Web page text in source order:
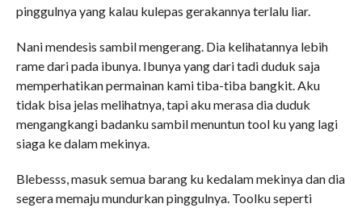
pinggulnya yang kalau kulepas gerakannya terlalu liar.
Nani mendesis sambil mengerang. Dia kelihatannya lebih
rame dari pada ibunya. Ibunya yang dari tadi duduk saja
memperhatikan permainan kami tiba-tiba bangkit. Aku
tidak bisa jelas melihatnya, tapi aku merasa dia duduk
mengangkangi badanku sambil menuntun tool ku yang lagi
siaga ke dalam mekinya.
Blebesss, masuk semua barang ku kedalam mekinya dan dia
segera memaju mundurkan pinggulnya. Toolku seperti